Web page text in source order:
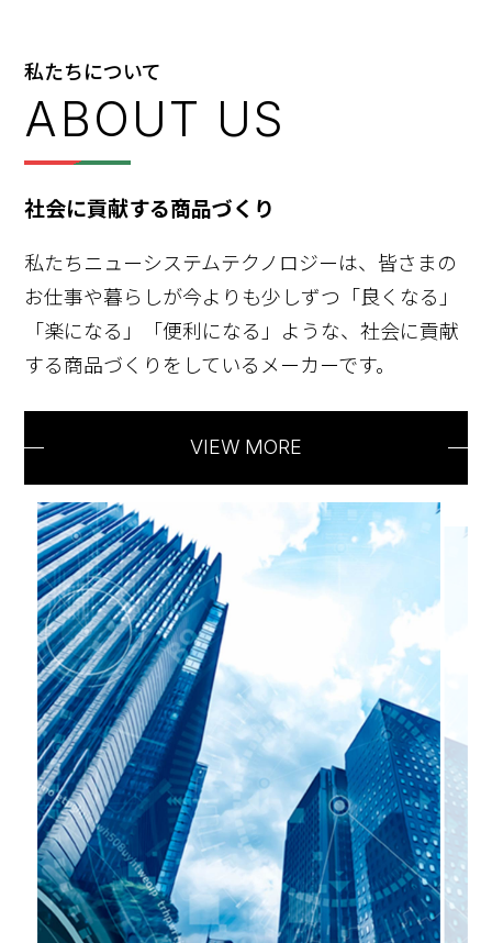
私たちについて
社会に貢献する商品づくり
私たちニューシステムテクノロジーは、皆さまの
お仕事や暮らしが今よりも少しずつ「良くなる」
「楽になる」「便利になる」ような、社会に貢献
する商品づくりをしているメーカーです。
VIEW MORE